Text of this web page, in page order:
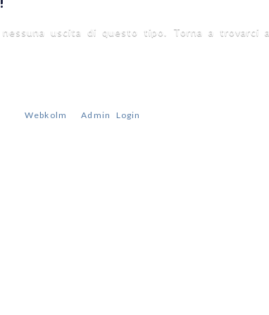
uscita di questo tipo. Torna a trovarci a
Webkolm |Admin Login